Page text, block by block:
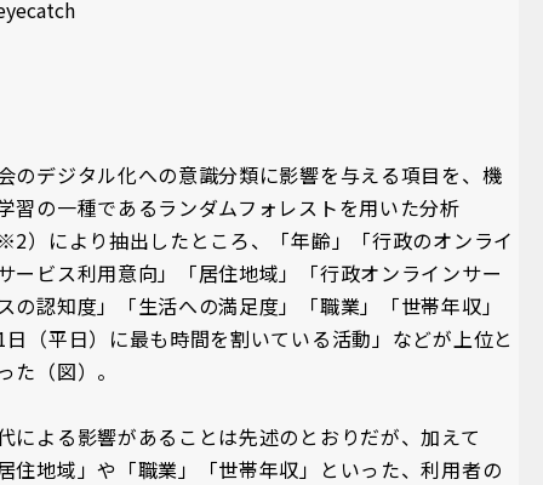
のデジタル化への意識分類に影響を与える項目を、機
習の一種であるランダムフォレストを用いた分析
）により抽出したところ、「年齢」「行政のオンライ
ービス利用意向」「居住地域」「行政オンラインサー
の認知度」「生活への満足度」「職業」「世帯年収」
日（平日）に最も時間を割いている活動」などが上位と
た（図）。
による影響があることは先述のとおりだが、加えて
住地域」や「職業」「世帯年収」といった、利用者の